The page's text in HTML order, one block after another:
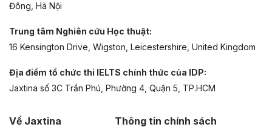
Đông, Hà Nội
Trung tâm Nghiên cứu Học thuật:
16 Kensington Drive, Wigston, Leicestershire, United Kingdom
Địa điểm tổ chức thi IELTS chính thức của IDP:
Jaxtina số 3C Trần Phú, Phường 4, Quận 5, TP.HCM
Về Jaxtina Thông tin chính sách